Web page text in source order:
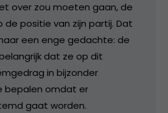
over zou moeten gaan, de
positie van zijn partij. Dat
een enge gedachte: de
dat ze op dit
in bijzonder
bepalen omdat er
gaat worden.